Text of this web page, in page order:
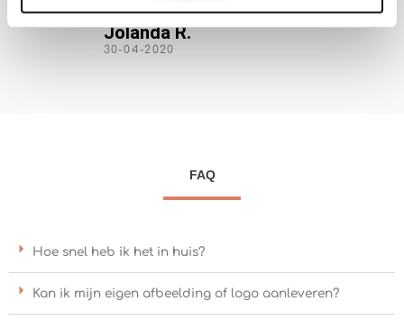
R.
FAQ
Hoe snel heb ik het in huis?
Kan ik mijn eigen afbeelding of logo aanleveren?